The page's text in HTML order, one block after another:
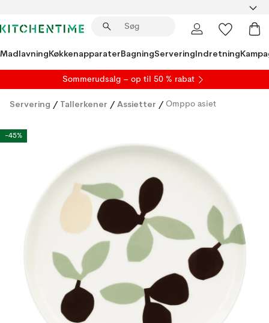
MadlavningKøkkenapparaterBagningServeringIndretning
Sommerudsalg – op til 50 % rabat
Servering / Tallerkener / Assietter / Omppo asiet
-45%